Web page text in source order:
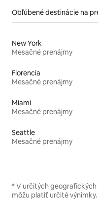
Obľúbené destinácie na
New York
Mesačné prenájmy
Florencia
Mesačné prenájmy
Miami
Mesačné prenájmy
Seattle
Mesačné prenájmy
* V určitých
môžu platiť určité výnimky.